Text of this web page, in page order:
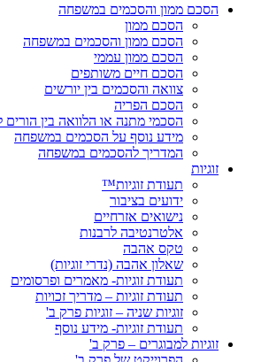
הסכם ממון והסכמים במשפחה
הסכם ממון
הסכם ממון והסכמים במשפחה
הסכם ממון עממי
הסכם חיים משותפים
צוואה והסכמים בין יורשים
הסכם הפריה
הסכמי מתנה או הלוואה בין הורים
מידע נוסף על הסכמים במשפחה
המדריך להסכמים במשפחה
זוגיות
תעודת זוגיות™
ידועים בציבור
נישואים אזרחיים
אלטרנטיבה לרבנות
טקס אהבה
שאלון אהבה (נדרי זוגיות)
תעודת זוגיות- מאמרים ופרסומים
תעודת זוגיות – מדריך זכויות
זוגיות שניה – זוגיות פרק ב'
תעודת זוגיות- מידע נוסף
זוגיות למבוגרים – פרק ב'